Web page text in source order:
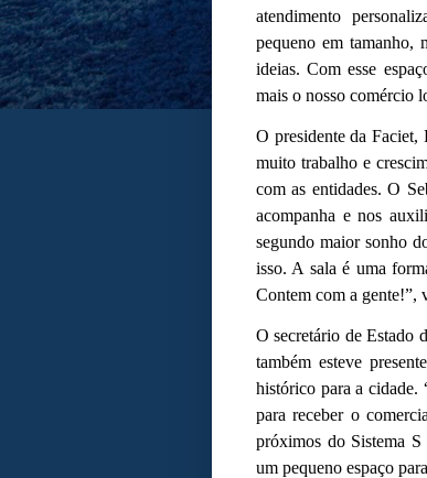
atendimento
pequeno em tamanho,
ideias. Com esse
mais o nosso comércio
O presidente da Faciet,
muito trabalho e
com as entidades. O
acompanha e nos
segundo maior sonho
isso. A sala é uma
Contem com a gente!”,
O secretário de Estado
também esteve
histórico para a cidade.
para receber o
próximos do Sistema S
um pequeno espaço